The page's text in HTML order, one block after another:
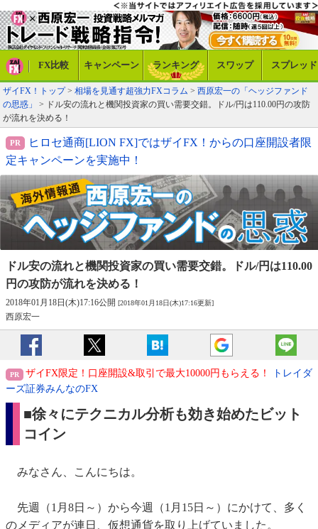
FX比較 キャンペーン ランキング スワップ スプレッド
ザイFX！トップ> 相場を見通す超強力FXコラム > 西原宏一の「ヘッジファンド
の思惑」
> ドル安の流れと機関投資家の買い需要交錯。ドル/円は110.00円の攻防
が流れを決める！
ヒロセ通商[LION FX]ではザイFX！からの口座開設者限
定キャンペーンを実施中！
ドル安の流れと機関投資家の買い需要交錯。
ドル/円は110.00
円の攻防が流れを決める！
2018年01月18日(木)17:16公開 [2018年01月18日(木)17:16更新]
西原宏一
ザイFX限定！口座開設&取引で最大10000円もらえる！
トレイダ
ーズ証券みんなのFX
■徐々にテクニカル分析も効き始めたビット
コイン
みなさん、こんにちは。
先週（1月8日～）から今週（1月15日～）にかけて、多く
のメディアが連日、仮想通貨を取り上げていました。